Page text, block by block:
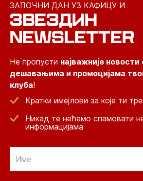
ЗАПОЧНИ ДАН УЗ КАФИЦУ И
ЗВЕЗДИН
NEWSLETTER
Не пропусти најважније
дешавањима и промоцијама
клуба!
Кратки имејлови за које ти
Никад те нећемо спамовати
информацијама